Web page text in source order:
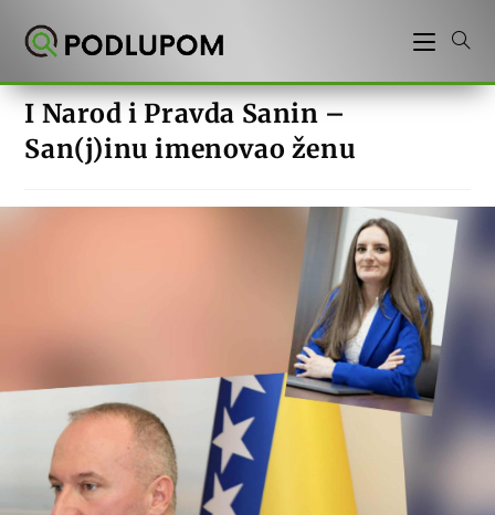
I Narod i Pravda Sanin –
San(j)inu imenovao ženu